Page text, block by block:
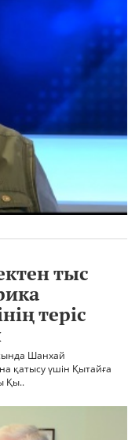
тыс
теріс
Шанхай
қатысу үшін Қытайға
Қы..